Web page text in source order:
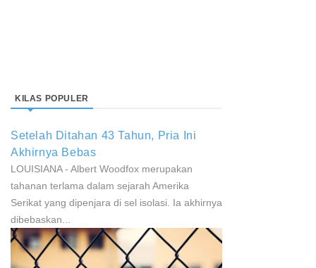
KILAS POPULER
Setelah Ditahan 43 Tahun, Pria Ini
Akhirnya Bebas
LOUISIANA - Albert Woodfox merupakan
tahanan terlama dalam sejarah Amerika
Serikat yang dipenjara di sel isolasi. Ia akhirnya
dibebaskan...